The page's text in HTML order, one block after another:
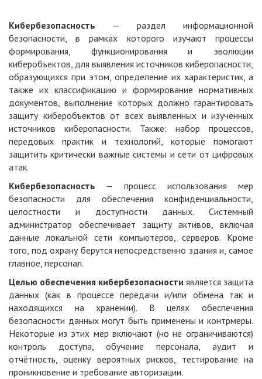
Кибербезопасность — раздел информационной
безопасности, в рамках которого изучают процессы
формирования, функционирования и эволюции
киберобъектов, для выявления источников киберопасности,
образующихся при этом, определение их характеристик, а
также их классификацию и формирование нормативных
документов, выполнение которых должно гарантировать
защиту киберобъектов от всех выявленных и изученных
источников киберопасности. Также: набор процессов,
передовых практик и технологий, которые помогают
защитить критически важные системы и сети от цифровых
атак.
Кибербезопасность — процесс использования мер
безопасности для обеспечения конфиденциальности,
целостности и доступности данных. Системный
администратор обеспечивает защиту активов, включая
данные локальной сети компьютеров, серверов. Кроме
того, под охрану берутся непосредственно здания и, самое
главное, персонал.
Целью обеспечения кибербезопасности является защита
данных (как в процессе передачи и/или обмена так и
находящихся на хранении). В целях обеспечения
безопасности данных могут быть применены и контрмеры.
Некоторые из этих мер включают (но не ограничиваются)
контроль доступа, обучение персонала, аудит и
отчётность, оценку вероятных рисков, тестирование на
проникновение и требование авторизации.